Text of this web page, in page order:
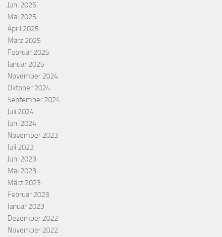
Juni 2025
Mai 2025
April 2025
März 2025
Februar 2025
Januar 2025
November 2024
Oktober 2024
September 2024
Juli 2024
Juni 2024
November 2023
Juli 2023
Juni 2023
Mai 2023
März 2023
Februar 2023
Januar 2023
Dezember 2022
November 2022